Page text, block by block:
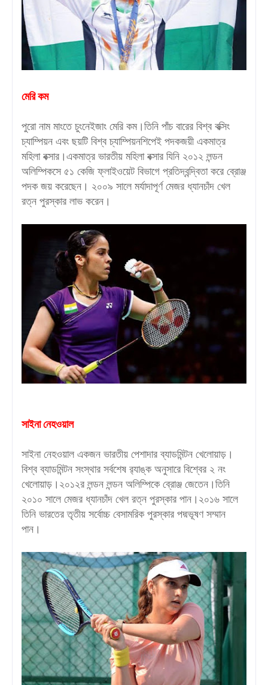
মেরি কম
পুরো নাম মাংতে চুংনেইজাং মেরি কম।তিনি পাঁচ বারের বিশ্ব বক্সিং
চ্যাম্পিয়ন এবং ছয়টি বিশ্ব চ্যাম্পিয়নশিপেই পদকজয়ী একমাত্র
মহিলা বক্সার।একমাত্র ভারতীয় মহিলা বক্সার যিনি ২০১২ লন্ডন
অলিম্পিকসে ৫১ কেজি ফ্লাইওয়েট বিভাগে প্রতিদ্বন্দ্বিতা করে ব্রোঞ্জ
পদক জয় করেছেন। ২০০৯ সালে মর্যাদাপূর্ণ মেজর ধ্যানচাঁদ খেল
রত্ন পুরস্কার লাভ করেন।
সাইনা নেহওয়াল
সাইনা নেহওয়াল একজন ভারতীয় পেশাদার ব্যাডমিন্টন খেলোয়াড়।
বিশ্ব ব্যাডমিন্টন সংস্থার সর্বশেষ র‍্যাঙ্ক অনুসারে বিশ্বের ২ নং
খেলোয়াড়।২০১২র লন্ডন লন্ডন অলিম্পিকে ব্রোঞ্জ জেতেন।তিনি
২০১০ সালে মেজর ধ্যানচাঁদ খেল রত্ন পুরস্কার পান।২০১৬ সালে
তিনি ভারতের তৃতীয় সর্বোচ্চ বেসামরিক পুরস্কার পদ্মভূষণ সম্মান
পান।